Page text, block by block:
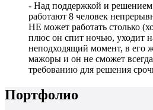
- Над поддержкой и решением
работают 8 человек
НЕ может работать столько
плюс он спит ночью, уходит
неподходящий момент, в его
мажоры и он не сможет
требованию для решения
Портфолио